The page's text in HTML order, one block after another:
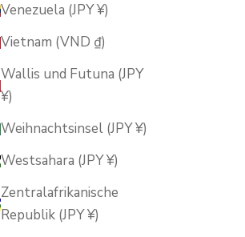
Venezuela (JPY ¥)
Vietnam (VND ₫)
Wallis und Futuna (JPY
¥)
Weihnachtsinsel (JPY ¥)
Westsahara (JPY ¥)
Zentralafrikanische
Republik (JPY ¥)